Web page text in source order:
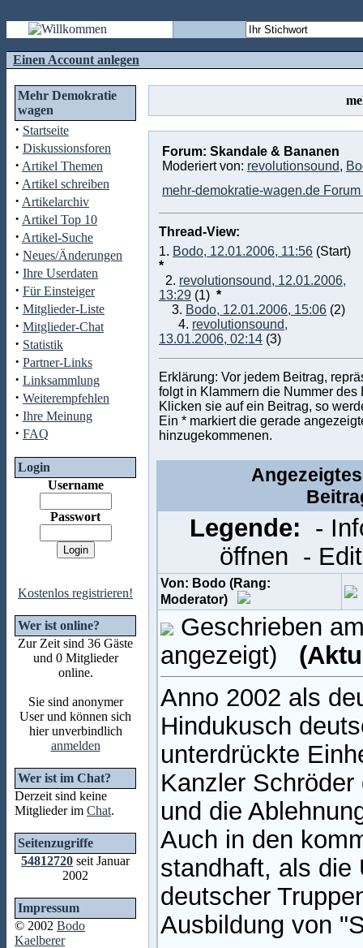
Einen Account anlegen
Mehr Demokratie
wagen
· Startseite
· Diskussionsforen
· Artikel Themen
· Artikel schreiben
· Artikelarchiv
· Artikel Top 10
· Artikel-Suche
· Neues/Änderungen
· Ihre Userdaten
· Für Einsteiger
· Mitglieder-Liste
· Mitglieder-Chat
· Statistik
· Partner-Links
· Linksammlung
· Weiterempfehlen
· Ihre Meinung
· FAQ
Login
Username
Passwort
Kostenlos registrieren!
Wer ist online?
Zur Zeit sind 36 Gäste
und 0 Mitglieder
online.
Sie sind anonymer
User und können sich
hier unverbindlich
anmelden
Wer ist im Chat?
Derzeit sind keine
Mitglieder im Chat.
Seitenzugriffe
54812720 seit Januar
2002
Impressum
© 2002 Bodo
Kaelberer
Forum: Skandale & Bananen
Moderiert von: revolutionsound,
mehr-demokratie-wagen.de
Thread-View:
1. Bodo, 12.01.2006, 11:56 (Start)
*
2. revolutionsound, 12.01.2006,
13:29 (1) *
3. Bodo, 12.01.2006, 15:06 (2)
4. revolutionsound,
13.01.2006, 02:14 (3)
Erklärung: Vor jedem Beitrag,
folgt in Klammern die Nummer des
Klicken sie auf ein Beitrag, so
Ein * markiert die gerade
hinzugekommenen.
Legende:
-
öffnen -
Von: Bodo (Rang:
Moderator)
Geschrieben
angezeigt)
Anno 2002 als
Hindukusch
unterdrückte
Kanzler
und die
Auch in den
standhaft, als die
deutscher
Ausbildung von